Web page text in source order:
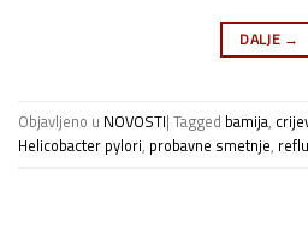
DALJE →
Objavljeno u NOVOSTI| Tagged bamija,
Helicobacter pylori, probavne smetnje,